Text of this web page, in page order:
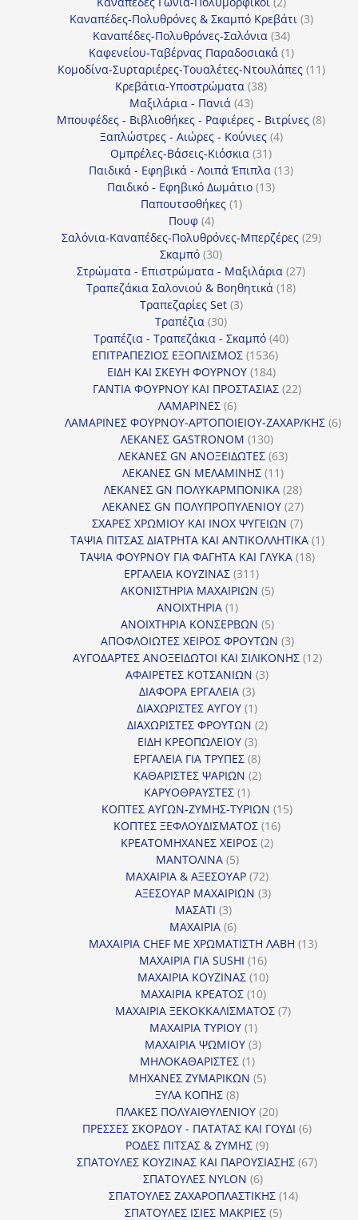
προϊόντα
Καναπέδες-Πολυθρόνες & Σκαμπό Κρεβάτι 33
Καναπέδες-Πολυθρόνες-Σαλόνια 3434
προϊόντα
Καφενείου-Ταβέρνας Παραδοσιακά 11
προϊόν
Κομοδίνα-Συρταριέρες-Τουαλέτες-Ντουλάπες 1111
Κρεβάτια-Υποστρώματα 3838
Μαξιλάρια - Πανιά 4343
προϊόντα
Μπουφέδες - Βιβλιοθήκες - Ραφιέρες - Βιτρίνες 88
Ξαπλώστρες - Αιώρες - Κούνιες 44
Ομπρέλες-Βάσεις-Κιόσκια 3131
προϊόντα
Παιδικά - Εφηβικά - Λοιπά Έπιπλα 1313
Παιδικό - Εφηβικό Δωμάτιο 1313
Παπουτσοθήκες 11
Πουφ 44
προϊόντα
Σαλόνια-Καναπέδες-Πολυθρόνες-Μπερζέρες 2929
Σκαμπό 3030
προϊόντα
Στρώματα - Επιστρώματα - Μαξιλάρια 2727
Τραπεζάκια Σαλονιού & Βοηθητικά 1818
Τραπεζαρίες Set 33
Τραπέζια 3030
προϊόντα
Τραπέζια - Τραπεζάκια - Σκαμπό 4040
ΕΠΙΤΡΑΠΕΖΙΟΣ ΕΞΟΠΛΙΣΜΟΣ 15361536
προϊόντα
ΕΙΔΗ ΚΑΙ ΣΚΕΥΗ ΦΟΥΡΝΟΥ 184184
προϊόντα
ΓΑΝΤΙΑ ΦΟΥΡΝΟΥ ΚΑΙ ΠΡΟΣΤΑΣΙΑΣ 2222
ΛΑΜΑΡΙΝΕΣ 66
προϊόντα
ΛΑΜΑΡΙΝΕΣ ΦΟΥΡΝΟΥ-ΑΡΤΟΠΟΙΕΙΟΥ-ΖΑΧΑΡ/ΚΗΣ 66
ΛΕΚΑΝΕΣ GASTRONOM 130130
προϊόντα
ΛΕΚΑΝΕΣ GN ΑΝΟΞΕΙΔΩΤΕΣ 6363
ΛΕΚΑΝΕΣ GN ΜΕΛΑΜΙΝΗΣ 1111
προϊόντα
ΛΕΚΑΝΕΣ GN ΠΟΛΥΚΑΡΜΠΟΝΙΚΑ 2828
προϊόντα
ΛΕΚΑΝΕΣ GN ΠΟΛΥΠΡΟΠΥΛΕΝΙΟΥ 2727
προϊόντα
ΣΧΑΡΕΣ ΧΡΩΜΙΟΥ ΚΑΙ INOX ΨΥΓΕΙΩΝ 77
προϊόντα
ΤΑΨΙΑ ΠΙΤΣΑΣ ΔΙΑΤΡΗΤΑ ΚΑΙ ΑΝΤΙΚΟΛΛΗΤΙΚΑ 11
ΤΑΨΙΑ ΦΟΥΡΝΟΥ ΓΙΑ ΦΑΓΗΤΑ ΚΑΙ ΓΛΥΚΑ 1818
ΕΡΓΑΛΕΙΑ ΚΟΥΖΙΝΑΣ 311311
προϊόντα
ΑΚΟΝΙΣΤΗΡΙΑ ΜΑΧΑΙΡΙΩΝ 55
ΑΝΟΙΧΤΗΡΙΑ 11
προϊόν
ΑΝΟΙΧΤΗΡΙΑ ΚΟΝΣΕΡΒΩΝ 55
προϊόντα
ΑΠΟΦΛΟΙΩΤΕΣ ΧΕΙΡΟΣ ΦΡΟΥΤΩΝ 33
προϊόντα
ΑΥΓΟΔΑΡΤΕΣ ΑΝΟΞΕΙΔΩΤΟΙ ΚΑΙ ΣΙΛΙΚΟΝΗΣ 1212
ΑΦΑΙΡΕΤΕΣ ΚΟΤΣΑΝΙΩΝ 33
ΔΙΑΦΟΡΑ ΕΡΓΑΛΕΙΑ 33
προϊόντα
ΔΙΑΧΩΡΙΣΤΕΣ ΑΥΓΟΥ 11
προϊόν
ΔΙΑΧΩΡΙΣΤΕΣ ΦΡΟΥΤΩΝ 22
ΕΙΔΗ ΚΡΕΟΠΩΛΕΙΟΥ 33
προϊόντα
ΕΡΓΑΛΕΙΑ ΓΙΑ ΤΡΥΠΕΣ 88
προϊόντα
ΚΑΘΑΡΙΣΤΕΣ ΨΑΡΙΩΝ 22
ΚΑΡΥΟΘΡΑΥΣΤΕΣ 11
προϊόν
ΚΟΠΤΕΣ ΑΥΓΩΝ-ΖΥΜΗΣ-ΤΥΡΙΩΝ 1515
ΚΟΠΤΕΣ ΞΕΦΛΟΥΔΙΣΜΑΤΟΣ 1616
ΚΡΕΑΤΟΜΗΧΑΝΕΣ ΧΕΙΡΟΣ 22
ΜΑΝΤΟΛΙΝΑ 55
προϊόντα
ΜΑΧΑΙΡΙΑ & ΑΞΕΣΟΥΑΡ 7272
προϊόντα
ΑΞΕΣΟΥΑΡ ΜΑΧΑΙΡΙΩΝ 33
ΜΑΣΑΤΙ 33
προϊόντα
ΜΑΧΑΙΡΙΑ 66
προϊόντα
ΜΑΧΑΙΡΙΑ CHEF ΜΕ ΧΡΩΜΑΤΙΣΤΗ ΛΑΒΗ 1313
ΜΑΧΑΙΡΙΑ ΓΙΑ SUSHI 1616
προϊόντα
ΜΑΧΑΙΡΙΑ ΚΟΥΖΙΝΑΣ 1010
προϊόντα
ΜΑΧΑΙΡΙΑ ΚΡΕΑΤΟΣ 1010
προϊόντα
ΜΑΧΑΙΡΙΑ ΞΕΚΟΚΚΑΛΙΣΜΑΤΟΣ 77
ΜΑΧΑΙΡΙΑ ΤΥΡΙΟΥ 11
προϊόν
ΜΑΧΑΙΡΙΑ ΨΩΜΙΟΥ 33
ΜΗΛΟΚΑΘΑΡΙΣΤΕΣ 11
προϊόν
ΜΗΧΑΝΕΣ ΖΥΜΑΡΙΚΩΝ 55
ΞΥΛΑ ΚΟΠΗΣ 88
προϊόντα
ΠΛΑΚΕΣ ΠΟΛΥΑΙΘΥΛΕΝΙΟΥ 2020
προϊόντα
ΠΡΕΣΣΕΣ ΣΚΟΡΔΟΥ - ΠΑΤΑΤΑΣ ΚΑΙ ΓΟΥΔΙ 66
ΡΟΔΕΣ ΠΙΤΣΑΣ & ΖΥΜΗΣ 99
προϊόντα
ΣΠΑΤΟΥΛΕΣ ΚΟΥΖΙΝΑΣ ΚΑΙ ΠΑΡΟΥΣΙΑΣΗΣ 6767
ΣΠΑΤΟΥΛΕΣ NYLON 66
προϊόντα
ΣΠΑΤΟΥΛΕΣ ΖΑΧΑΡΟΠΛΑΣΤΙΚΗΣ 1414
ΣΠΑΤΟΥΛΕΣ ΙΣΙΕΣ ΜΑΚΡΙΕΣ 55